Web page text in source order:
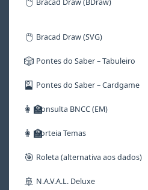
Bracad Draw (BDraw)
🖱️ Bracad Draw (SVG)
🎲 Pontes do Saber – Tabuleiro
🎴 Pontes do Saber – Cardgame
👩‍🏫Consulta BNCC (EM)
👩‍🏫Sorteia Temas
🎯 Roleta (alternativa aos dados)
🚢 N.A.V.A.L. Deluxe